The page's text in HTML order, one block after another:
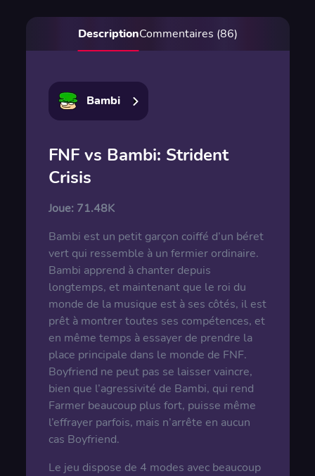
DescriptionCommentaires (86)
Bambi
FNF vs Bambi: Strident
Crisis
Joue: 71.48K
Bambi est un petit garçon coiffé d’un béret
vert qui ressemble à un fermier ordinaire.
Bambi apprend à chanter depuis
longtemps, et maintenant que le roi du
monde de la musique est à ses côtés, il est
prêt à montrer toutes ses compétences, et
en même temps à essayer de prendre la
place principale dans le monde de FNF.
Boyfriend ne peut pas se laisser vaincre,
bien que l’agressivité de Bambi, qui rend
Farmer beaucoup plus fort, puisse même
l’effrayer parfois, mais n’arrête en aucun
cas Boyfriend.
Le jeu dispose de 4 modes avec beaucoup